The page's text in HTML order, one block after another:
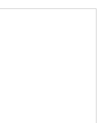
estés donde